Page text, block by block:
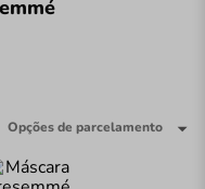
Opções de parcelamento